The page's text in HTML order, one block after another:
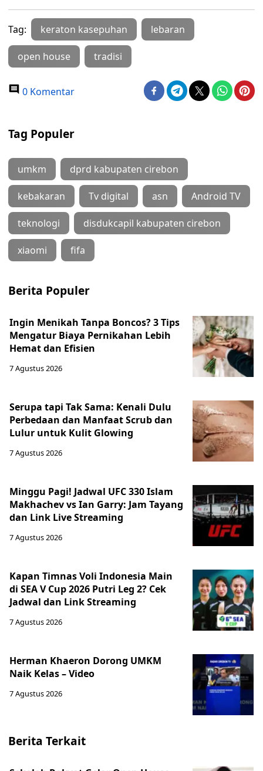
Tag: keraton kasepuhan lebaran
open house tradisi
0 Komentar
Tag Populer
umkm dprd kabupaten cirebon
kebakaran Tv digital asn Android TV
teknologi disdukcapil kabupaten cirebon
xiaomi fifa
Berita Populer
Ingin Menikah Tanpa Boncos? 3 Tips
Mengatur Biaya Pernikahan Lebih
Hemat dan Efisien
7 Agustus 2026
Serupa tapi Tak Sama: Kenali Dulu
Perbedaan dan Manfaat Scrub dan
Lulur untuk Kulit Glowing
7 Agustus 2026
Minggu Pagi! Jadwal UFC 330 Islam
Makhachev vs Ian Garry: Jam Tayang
dan Link Live Streaming
7 Agustus 2026
Kapan Timnas Voli Indonesia Main
di SEA V Cup 2026 Putri Leg 2? Cek
Jadwal dan Link Streaming
7 Agustus 2026
Herman Khaeron Dorong UMKM
Naik Kelas – Video
7 Agustus 2026
Berita Terkait